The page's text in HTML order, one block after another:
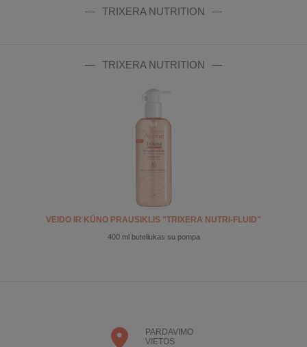
TRIXERA NUTRITION
TRIXERA NUTRITION
VEIDO IR KŪNO PRAUSIKLIS "TRIXERA NUTRI-FLUID"
400 ml buteliukas su pompa
PARDAVIMO
VIETOS